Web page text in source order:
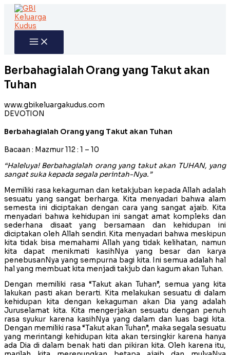
Skip
content
Berbahagialah Orang yang Takut akan
Tuhan
www.gbikeluargakudus.com
DEVOTION
Berbahagialah Orang yang Takut akan Tuhan
Bacaan : Mazmur 112 : 1 – 10
“Haleluya! Berbahagialah orang yang takut akan TUHAN, yang
sangat suka kepada segala perintah-Nya.”
Memiliki rasa kekaguman dan ketakjuban kepada Allah adalah
sesuatu yang sangat berharga. Kita menyadari bahwa alam
semesta ini diciptakan dengan cara yang sangat ajaib. Kita
menyadari bahwa kehidupan ini sangat amat kompleks dan
sederhana disaat yang bersamaan dan kehidupan ini
diciptakan oleh Allah sendiri. Kita menyadari bahwa meskipun
kita tidak bisa memahami Allah yang tidak kelihatan, namun
kita dapat menikmati kasihNya yang besar dan karya
penebusanNya yang sempurna bagi kita. Ini semua adalah hal
hal yang membuat kita menjadi takjub dan kagum akan Tuhan.
Dengan memiliki rasa “Takut akan Tuhan”, semua yang kita
lakukan pasti akan berarti. Kita melakukan sesuatu di dalam
kehidupan kita dengan kekaguman akan Dia yang adalah
Juruselamat kita. Kita mengerjakan sesuatu dengan penuh
rasa syukur karena kasihNya yang dalam dan luas bagi kita.
Dengan memiliki rasa “Takut akan Tuhan”, maka segala sesuatu
yang merintangi kehidupan kita akan tersingkir karena hanya
ada Dia di dalam benak hati dan pikiran kita. Oleh karena itu,